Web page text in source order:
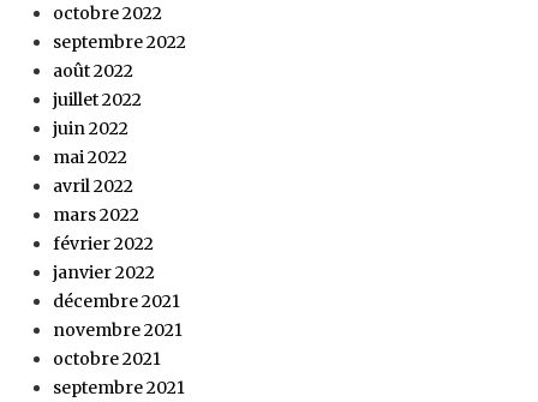
octobre 2022
septembre 2022
août 2022
juillet 2022
juin 2022
mai 2022
avril 2022
mars 2022
février 2022
janvier 2022
décembre 2021
novembre 2021
octobre 2021
septembre 2021